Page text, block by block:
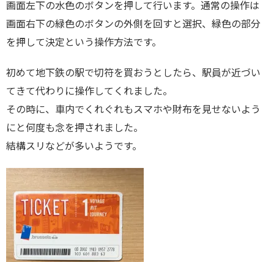
画面左下の水色のボタンを押して行います。通常の操作は
画面右下の緑色のボタンの外側を回すと選択、緑色の部分
を押して決定という操作方法です。
初めて地下鉄の駅で切符を買おうとしたら、駅員が近づい
てきて代わりに操作してくれました。
その時に、車内でくれぐれもスマホや財布を見せないよう
にと何度も念を押されました。
結構スリなどが多いようです。